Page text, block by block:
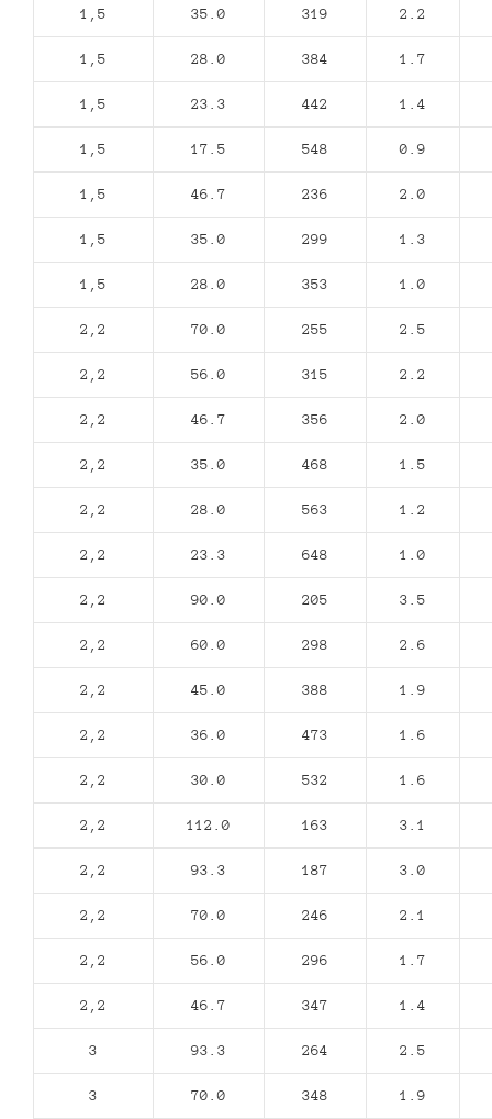
1,5 35.0 319 2.2
1,5 28.0 384 1.7
1,5 23.3 442 1.4
1,5 17.5 548 0.9
1,5 46.7 236 2.0
1,5 35.0 299 1.3
1,5 28.0 353 1.0
2,2 70.0 255 2.5
2,2 56.0 315 2.2
2,2 46.7 356 2.0
2,2 35.0 468 1.5
2,2 28.0 563 1.2
2,2 23.3 648 1.0
2,2 90.0 205 3.5
2,2 60.0 298 2.6
2,2 45.0 388 1.9
2,2 36.0 473 1.6
2,2 30.0 532 1.6
2,2 112.0 163 3.1
2,2 93.3 187 3.0
2,2 70.0 246 2.1
2,2 56.0 296 1.7
2,2 46.7 347 1.4
3 93.3 264 2.5
3 70.0 348 1.9